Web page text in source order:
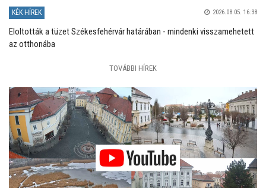
KÉK HÍREK 2026.08.05. 16:38
Eloltották a tüzet Székesfehérvár határában - mindenki visszamehetett
az otthonába
TOVÁBBI HÍREK